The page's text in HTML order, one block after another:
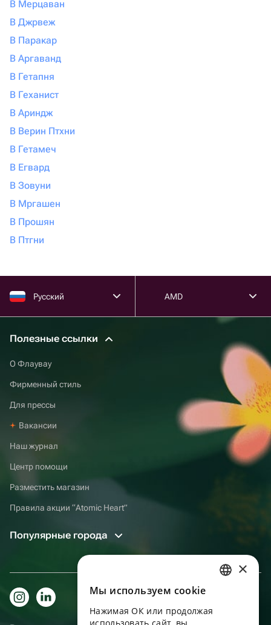
В Мерцаван
В Джрвеж
В Паракар
В Аргаванд
В Гетапня
В Геханист
В Ариндж
В Верин Птхни
В Гетамеч
В Егвард
В Зовуни
В Мргашен
В Прошян
В Птгни
Русский AMD
Полезные ссылки
О Флаувау
Фирменный стиль
Для прессы
Вакансии
Наш журнал
Центр помощи
Разместить магазин
Правила акции “Atomic Heart”
Популярные города
ENGLISH
×
Мы используем сookie
Нажимая ОК или продолжая